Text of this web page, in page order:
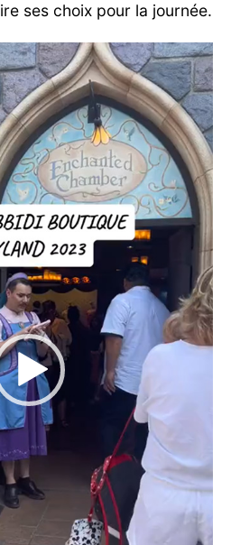
ses choix pour la journée.